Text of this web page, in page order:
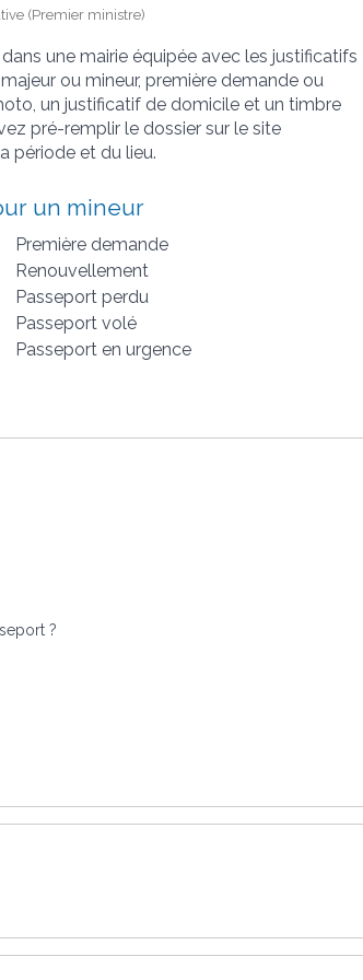
(Premier ministre)
une mairie équipée avec les justificatifs
ou mineur, première demande ou
un justificatif de domicile et un timbre
pré-remplir le dossier sur le site
période et du lieu.
un mineur
Première demande
Renouvellement
Passeport perdu
Passeport volé
Passeport en urgence
?